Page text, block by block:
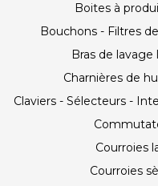
Boites à
Bouchons - Filtres
Bras de
Charnières de
Claviers - Sélecteurs -
Courroies
Courroies